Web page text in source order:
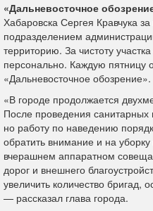
«Дальневосточное
Хабаровска Сергея Кравчука
подразделением
территорию. За чистоту
персонально. Каждую пятницу
«Дальневосточное обозрение».
«В городе продолжается
После проведения санитарных
но работу по наведению
обратить внимание и на
вчерашнем аппаратном
дорог и внешнего
увеличить количество бригад,
— рассказал глава города.